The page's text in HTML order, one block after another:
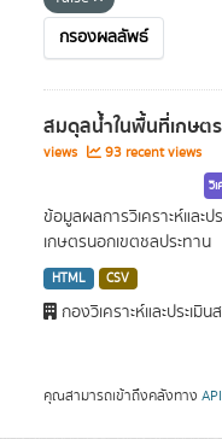
กรองผลลัพธ์
สมดุลน้ำในพื้นที่เกษต
views
93 recent views
วิ
ข้อมูลผลการวิเคราะห์แล
เกษตรนอกเขตชลประทาน
HTML CSV
กองวิเคราะห์และประเมิ
คุณสามารถเข้าถึงคลังทาง API